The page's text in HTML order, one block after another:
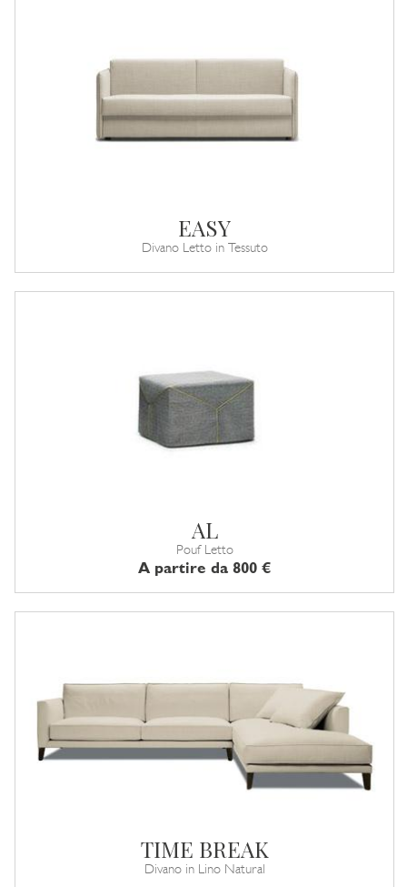
EASY
Divano Letto in Tessuto
AL
Pouf Letto
A partire da 800 €
TIME BREAK
Divano in Lino Natural